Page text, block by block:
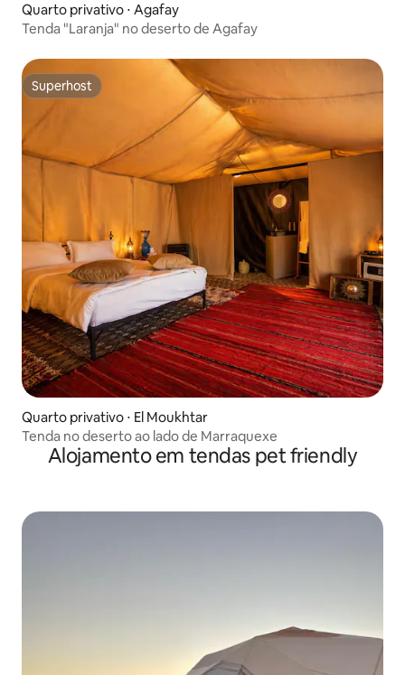
Quarto privativo ⋅ Agafay
Tenda "Laranja" no deserto de Agafay
Superhost
Superhost
Quarto privativo ⋅ El Moukhtar
Tenda no deserto ao lado de Marraquexe
Alojamento em tendas pet friendly